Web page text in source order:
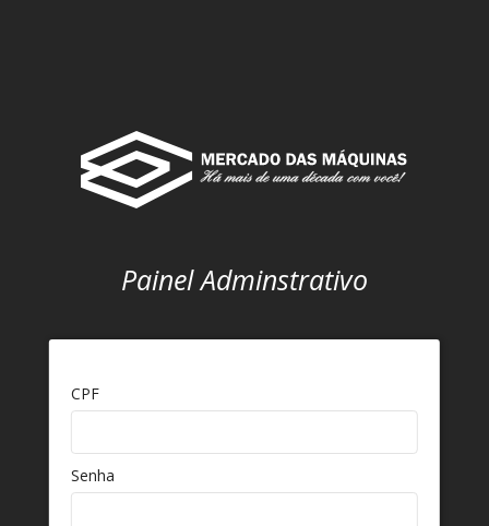
Painel Adminstrativo
CPF
Senha